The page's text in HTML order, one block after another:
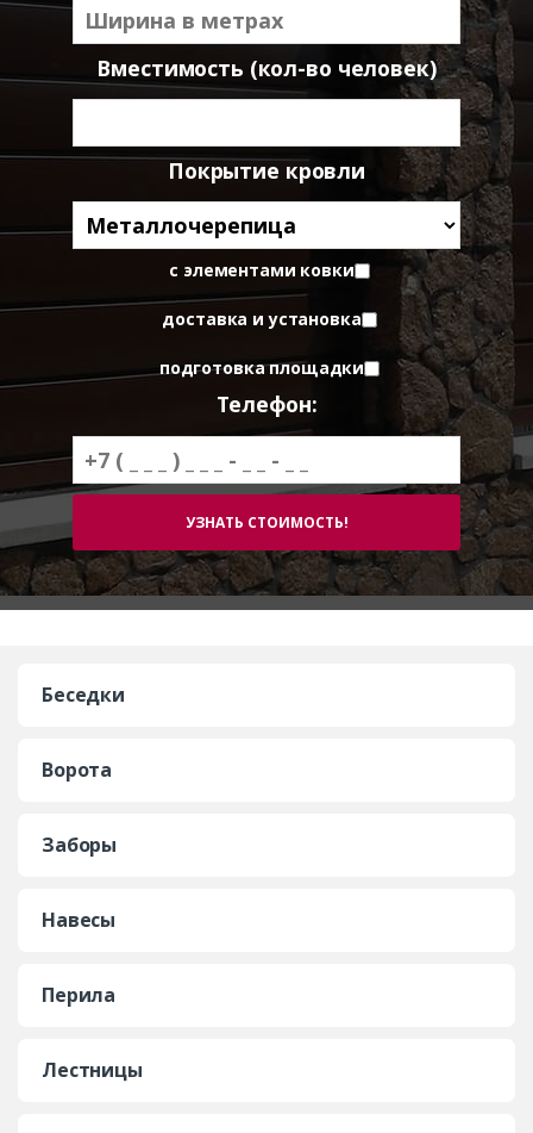
Вместимость (кол-во человек)
Покрытие кровли
с элементами ковки
доставка и установка
подготовка площадки
Телефон:
Беседки
Ворота
Заборы
Навесы
Перила
Лестницы